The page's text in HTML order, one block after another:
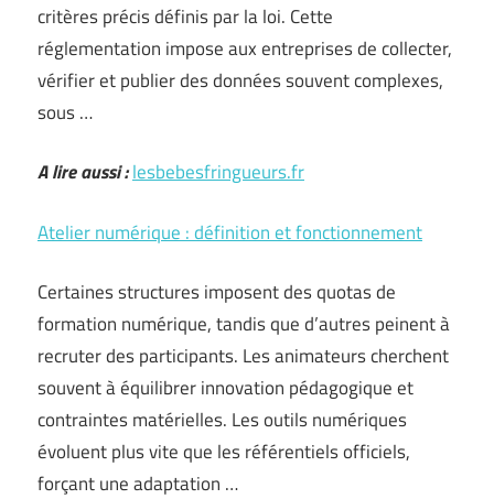
critères précis définis par la loi. Cette
réglementation impose aux entreprises de collecter,
vérifier et publier des données souvent complexes,
sous …
A lire aussi :lesbebesfringueurs.fr
Atelier numérique : définition et fonctionnement
Certaines structures imposent des quotas de
formation numérique, tandis que d’autres peinent à
recruter des participants. Les animateurs cherchent
souvent à équilibrer innovation pédagogique et
contraintes matérielles. Les outils numériques
évoluent plus vite que les référentiels officiels,
forçant une adaptation …